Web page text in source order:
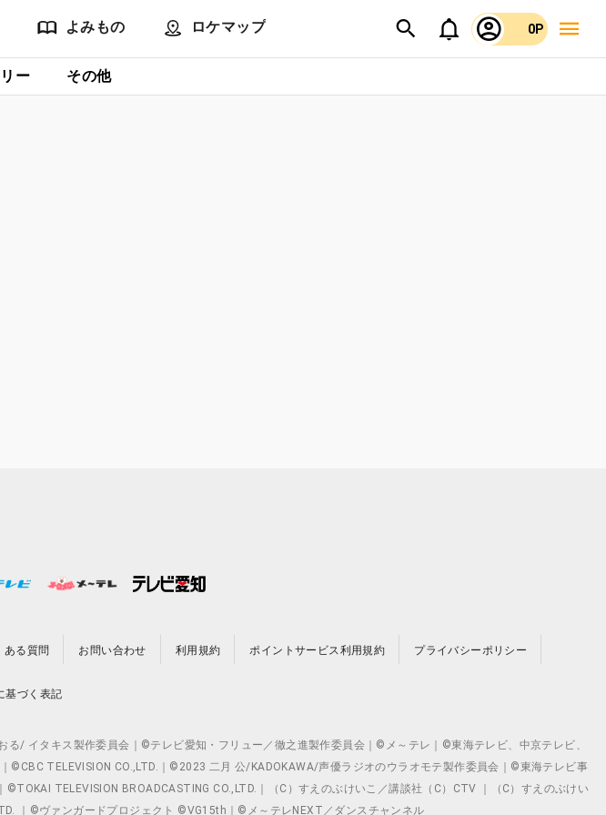
よみもの ロケマップ 0P
ー その他
ある質問 お問い合わせ 利用規約 ポイントサービス利用規約 プライバシーポリシー
基づく表記
/ イタキス製作委員会｜©テレビ愛知・フリュー／徹之進製作委員会｜©メ～テレ｜©東海テレビ、中京テレビ、
TELEVISION CO.,LTD.｜©2023 二月 公/KADOKAWA/声優ラジオのウラオモテ製作委員会｜©東海テレビ事
TELEVISION BROADCASTING CO.,LTD.｜（C）すえのぶけいこ／講談社（C）CTV ｜（C）すえのぶけい
｜©ヴァンガードプロジェクト ©VG15th｜©メ～テレNEXT／ダンスチャンネル